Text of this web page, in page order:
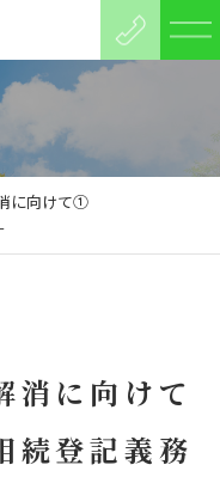
解消に向けて①
消に向けて
記義務